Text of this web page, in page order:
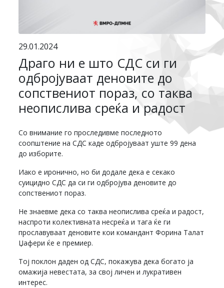
29.01.2024
Драго ни е што СДС си ги
одбројуваат деновите до
сопствениот пораз, со таква
неопислива среќа и радост
Со внимание го проследивме последното
соопштение на СДС каде одбројуваат уште 99 дена
до изборите.
Иако е иронично, но би додале дека е секако
суицидно СДС да си ги одбројува деновите до
сопствениот пораз.
Не знаевме дека со таква неопислива среќа и радост,
наспроти колективната несреќа и тага ќе ги
прославуваат деновите кои командант Форина Талат
Џафери ќе е премиер.
Тој поклон даден од СДС, покажува дека богато ја
омажија невестата, за свој личен и лукративен
интерес.